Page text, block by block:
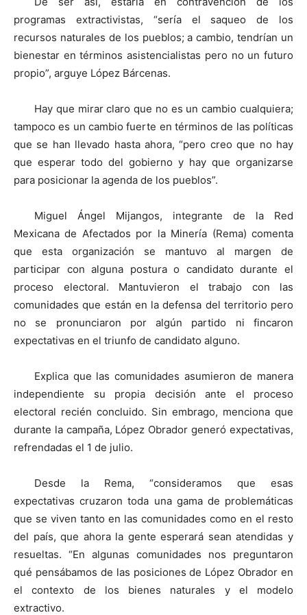
programas extractivistas, “sería el saqueo de los
recursos naturales de los pueblos; a cambio, tendrían un
bienestar en términos asistencialistas pero no un futuro
propio”, arguye López Bárcenas.
Hay que mirar claro que no es un cambio cualquiera;
tampoco es un cambio fuerte en términos de las políticas
que se han llevado hasta ahora, “pero creo que no hay
que esperar todo del gobierno y hay que organizarse
para posicionar la agenda de los pueblos”.
Miguel Ángel Mijangos, integrante de la Red
Mexicana de Afectados por la Minería (Rema) comenta
que esta organización se mantuvo al margen de
participar con alguna postura o candidato durante el
proceso electoral. Mantuvieron el trabajo con las
comunidades que están en la defensa del territorio pero
no se pronunciaron por algún partido ni fincaron
expectativas en el triunfo de candidato alguno.
Explica que las comunidades asumieron de manera
independiente su propia decisión ante el proceso
electoral recién concluido. Sin embrago, menciona que
durante la campaña, López Obrador generó expectativas,
refrendadas el 1 de julio.
Desde la Rema, “consideramos que esas
expectativas cruzaron toda una gama de problemáticas
que se viven tanto en las comunidades como en el resto
del país, que ahora la gente esperará sean atendidas y
resueltas. “En algunas comunidades nos preguntaron
qué pensábamos de las posiciones de López Obrador en
el contexto de los bienes naturales y el modelo
extractivo.